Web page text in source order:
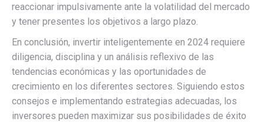
reaccionar impulsivamente ante la volatilidad del mercado
y tener presentes los objetivos a largo plazo.
En conclusión, invertir inteligentemente en 2024 requiere
diligencia, disciplina y un análisis reflexivo de las
tendencias económicas y las oportunidades de
crecimiento en los diferentes sectores. Siguiendo estos
consejos e implementando estrategias adecuadas, los
inversores pueden maximizar sus posibilidades de éxito